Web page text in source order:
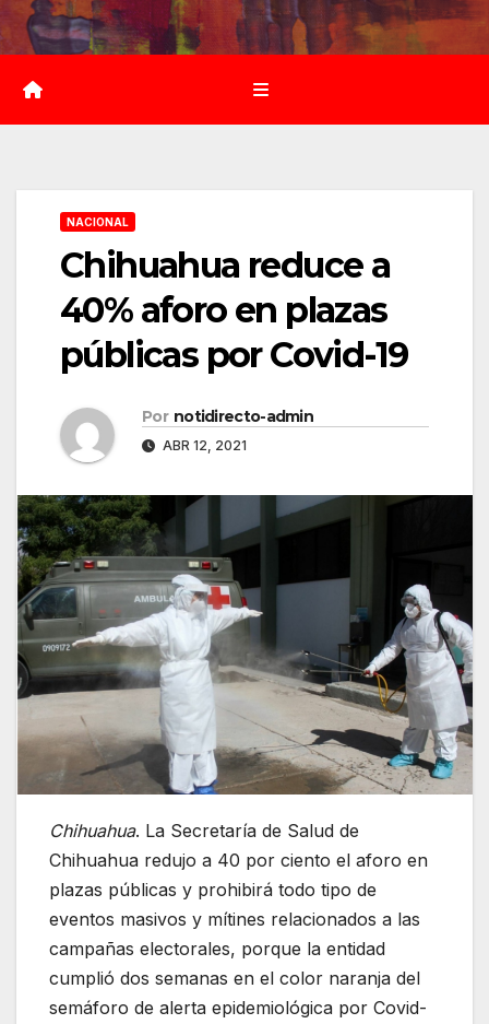
Saltar
al
contenido
NACIONAL
Chihuahua reduce a
40% aforo en plazas
públicas por Covid-19
Por notidirecto-admin
ABR 12, 2021
Chihuahua. La Secretaría de Salud de
Chihuahua redujo a 40 por ciento el aforo en
plazas públicas y prohibirá todo tipo de
eventos masivos y mítines relacionados a las
campañas electorales, porque la entidad
cumplió dos semanas en el color naranja del
semáforo de alerta epidemiológica por Covid-